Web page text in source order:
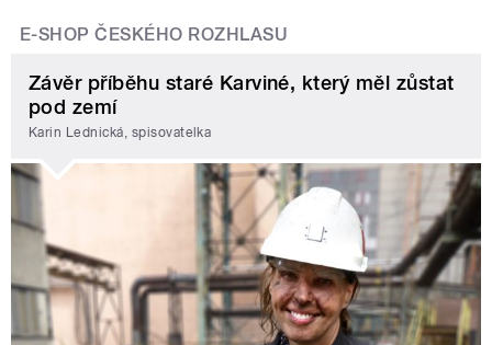
E-SHOP ČESKÉHO ROZHLASU
Závěr příběhu staré Karviné, který měl zůstat
pod zemí
Karin Lednická, spisovatelka